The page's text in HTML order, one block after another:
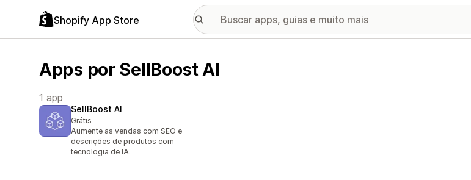
Shopify App Store
Apps por SellBoost AI
1 app
SellBoost AI
Grátis
Aumente as vendas com SEO e
descrições de produtos com
tecnologia de IA.